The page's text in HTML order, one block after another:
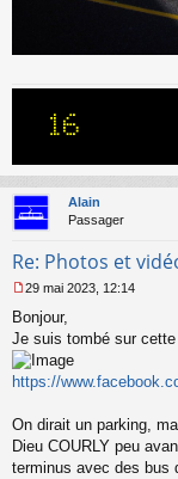
Alain
Passager
Re: Photos et
e
s
s
a
g
n
o
n
29 mai 2023, 12:14
Bonjour,
Je suis tombé sur
https://
On dirait un parking,
Dieu COURLY peu
terminus avec des bus